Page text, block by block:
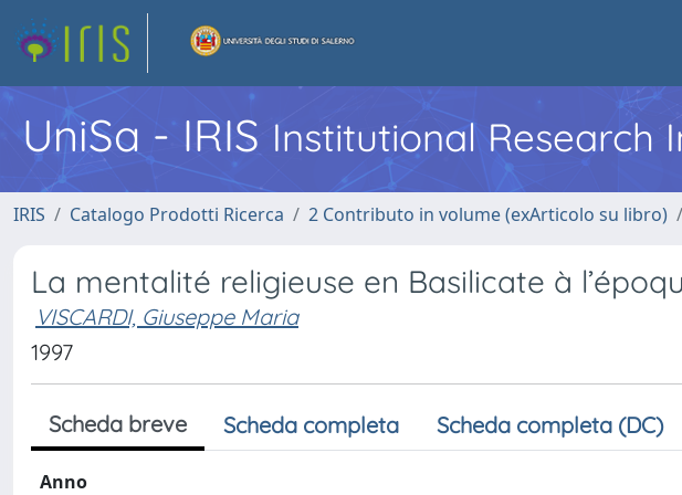
UniSa - IRIS Institutional Research
IRIS Catalogo Prodotti Ricerca 2 Contributo in volume (exArticolo su libro)
La mentalité religieuse en Basilicate à
VISCARDI, Giuseppe Maria
1997
Scheda breve Scheda completa Scheda completa (DC)
Anno